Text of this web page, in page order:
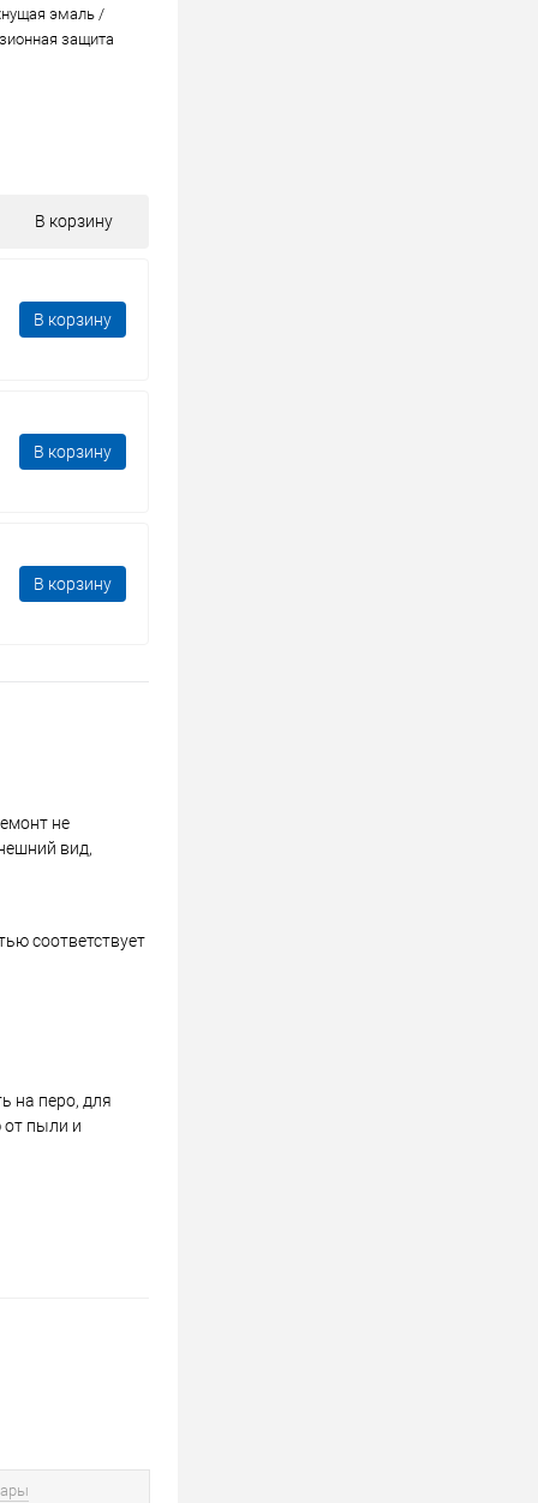
эмаль /
защита
В корзину
В корзину
В корзину
В корзину
не
вид,
соответствует
на перо, для
от пыли и